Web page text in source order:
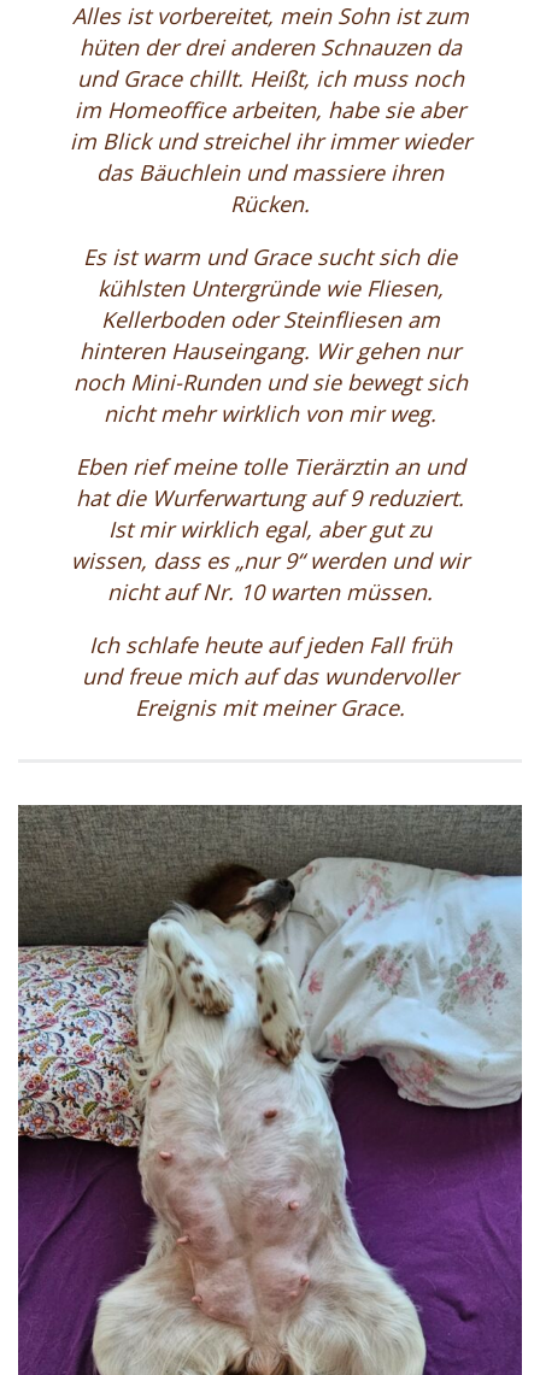
Alles ist vorbereitet, mein Sohn ist zum
hüten der drei anderen Schnauzen da
und Grace chillt. Heißt, ich muss noch
im Homeoffice arbeiten, habe sie aber
im Blick und streichel ihr immer wieder
das Bäuchlein und massiere ihren
Rücken.
Es ist warm und Grace sucht sich die
kühlsten Untergründe wie Fliesen,
Kellerboden oder Steinfliesen am
hinteren Hauseingang. Wir gehen nur
noch Mini-Runden und sie bewegt sich
nicht mehr wirklich von mir weg.
Eben rief meine tolle Tierärztin an und
hat die Wurferwartung auf 9 reduziert.
Ist mir wirklich egal, aber gut zu
wissen, dass es „nur 9“ werden und wir
nicht auf Nr. 10 warten müssen.
Ich schlafe heute auf jeden Fall früh
und freue mich auf das wundervoller
Ereignis mit meiner Grace.